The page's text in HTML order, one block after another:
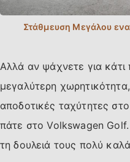
Αλλά αν ψάχνετε για
μεγαλύτερη
αποδοτικές ταχύτητες
πάτε στο Volkswagen
τη δουλειά τους πολύ